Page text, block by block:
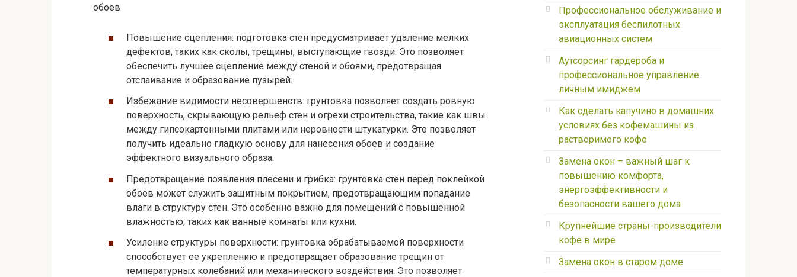
Повышение сцепления: подготовка стен предусматривает удаление мелких
дефектов, таких как сколы, трещины, выступающие гвозди. Это позволяет
обеспечить лучшее сцепление между стеной и обоями, предотвращая
отслаивание и образование пузырей.
Избежание видимости несовершенств: грунтовка позволяет создать ровную
поверхность, скрывающую рельеф стен и огрехи строительства, такие как швы
между гипсокартонными плитами или неровности штукатурки. Это позволяет
получить идеально гладкую основу для нанесения обоев и создание
эффектного визуального образа.
Предотвращение появления плесени и грибка: грунтовка стен перед поклейкой
обоев может служить защитным покрытием, предотвращающим попадание
влаги в структуру стен. Это особенно важно для помещений с повышенной
влажностью, таких как ванные комнаты или кухни.
Усиление структуры поверхности: грунтовка обрабатываемой поверхности
способствует ее укреплению и предотвращает образование трещин от
температурных колебаний или механического воздействия. Это позволяет
Профессиональное обслуживание и
эксплуатация беспилотных
авиационных систем
Аутсорсинг гардероба и
профессиональное управление
личным имиджем
Как сделать капучино в домашних
условиях без кофемашины из
растворимого кофе
Замена окон – важный шаг к
повышению комфорта,
энергоэффективности и
безопасности вашего дома
Крупнейшие страны-производители
кофе в мире
Замена окон в старом доме